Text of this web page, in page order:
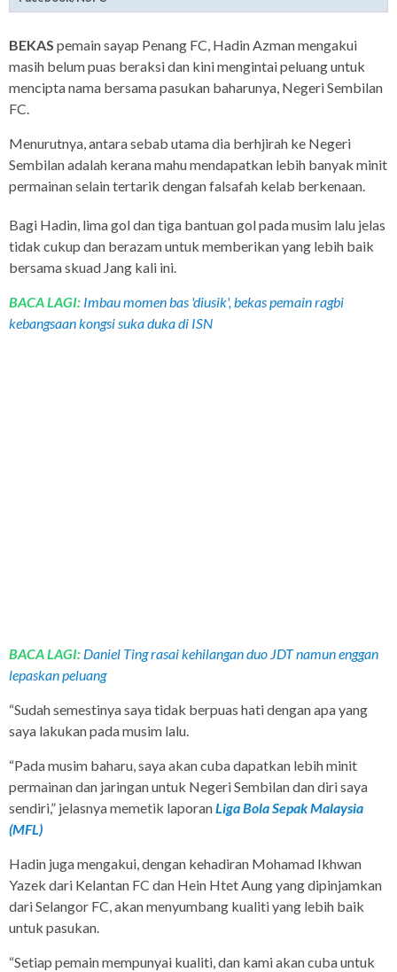
BEKAS pemain sayap Penang FC, Hadin Azman mengakui
masih belum puas beraksi dan kini mengintai peluang untuk
mencipta nama bersama pasukan baharunya, Negeri Sembilan
FC.
Menurutnya, antara sebab utama dia berhjirah ke Negeri
Sembilan adalah kerana mahu mendapatkan lebih banyak minit
permainan selain tertarik dengan falsafah kelab berkenaan.
Bagi Hadin, lima gol dan tiga bantuan gol pada musim lalu jelas
tidak cukup dan berazam untuk memberikan yang lebih baik
bersama skuad Jang kali ini.
BACA LAGI: Imbau momen bas 'diusik', bekas pemain ragbi
kebangsaan kongsi suka duka di ISN
BACA LAGI: Daniel Ting rasai kehilangan duo JDT namun enggan
lepaskan peluang
“Sudah semestinya saya tidak berpuas hati dengan apa yang
saya lakukan pada musim lalu.
“Pada musim baharu, saya akan cuba dapatkan lebih minit
permainan dan jaringan untuk Negeri Sembilan dan diri saya
sendiri,” jelasnya memetik laporanLiga Bola Sepak Malaysia
(MFL)
Hadin juga mengakui, dengan kehadiran Mohamad Ikhwan
Yazek dari Kelantan FC dan Hein Htet Aung yang dipinjamkan
dari Selangor FC, akan menyumbang kualiti yang lebih baik
untuk pasukan.
“Setiap pemain mempunyai kualiti, dan kami akan cuba untuk